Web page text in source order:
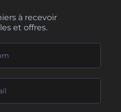
à recevoir
et offres.